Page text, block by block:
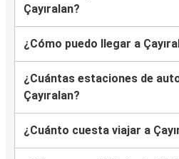
Çayıralan?
¿Cómo puedo llegar a
¿Cuántas estaciones de
Çayıralan?
¿Cuánto cuesta viajar a